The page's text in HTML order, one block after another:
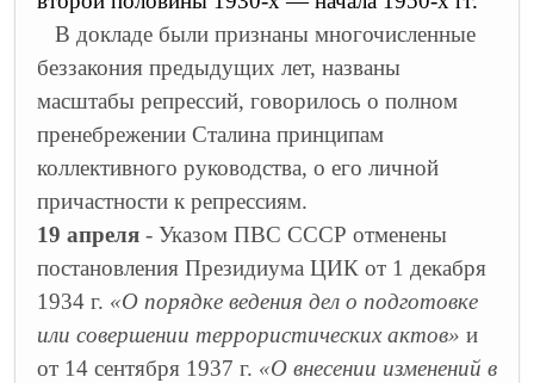
В докладе были признаны многочисленные
беззакония предыдущих лет, названы
масштабы репрессий, говорилось о полном
пренебрежении Сталина принципам
коллективного руководства, о его личной
причастности к репрессиям.
19 апреля - Указом ПВС СССР отменены
постановления Президиума ЦИК от 1 декабря
1934 г. «О порядке ведения дел о подготовке
или совершении террористических актов» и
от 14 сентября 1937 г. «О внесении изменений в